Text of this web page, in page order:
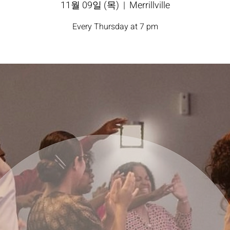
11월 09일 (목)
  |
Merrillville
Every Thursday at 7 pm